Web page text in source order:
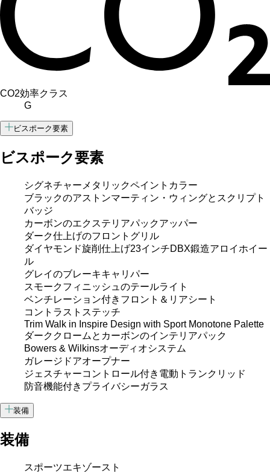
CO2効率クラス
G
ビスポーク要素
ビスポーク要素
シグネチャーメタリックペイントカラー
ブラックのアストンマーティン・ウィングとスクリプト
バッジ
カーボンのエクステリアパックアッパー
ダーク仕上げのフロントグリル
ダイヤモンド旋削仕上げ23インチDBX鍛造アロイホイー
ル
グレイのブレーキキャリパー
スモークフィニッシュのテールライト
ベンチレーション付きフロント＆リアシート
コントラストステッチ
Trim Walk in Inspire Design with Sport Monotone Palette
ダーククロームとカーボンのインテリアパック
Bowers & Wilkinsオーディオシステム
ガレージドアオープナー
ジェスチャーコントロール付き電動トランクリッド
防音機能付きプライバシーガラス
装備
装備
スポーツエキゾースト